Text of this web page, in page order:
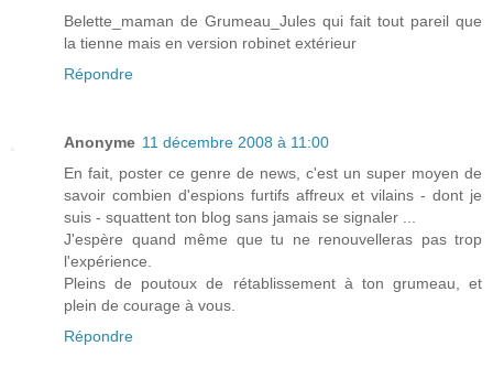
Belette_maman de Grumeau_Jules qui fait tout pareil que
la tienne mais en version robinet extérieur
Répondre
Anonyme 11 décembre 2008 à 11:00
En fait, poster ce genre de news, c'est un super moyen de
savoir combien d'espions furtifs affreux et vilains - dont je
suis - squattent ton blog sans jamais se signaler ...
J'espère quand même que tu ne renouvelleras pas trop
l'expérience.
Pleins de poutoux de rétablissement à ton grumeau, et
plein de courage à vous.
Répondre